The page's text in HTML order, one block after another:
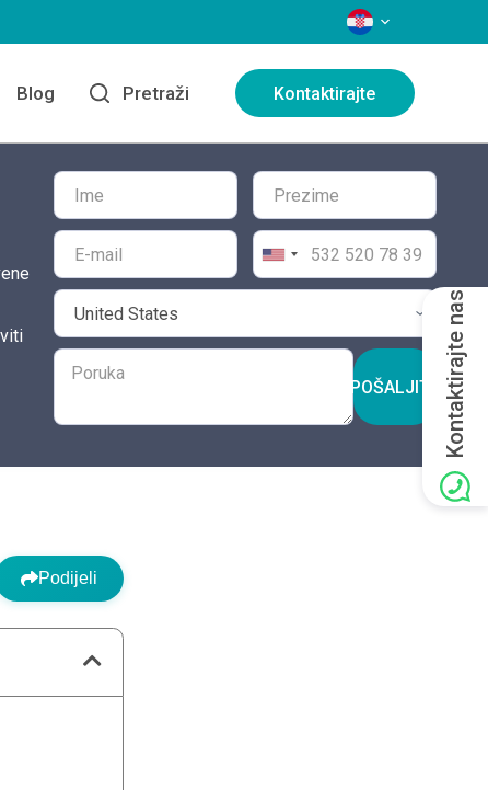
JEZICI
Blog Pretraži Kontaktirajte
POŠALJITE
Podijeli
Kontaktirajte nas